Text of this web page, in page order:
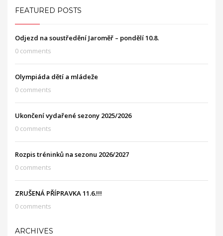
FEATURED POSTS
Odjezd na soustředění Jaroměř – pondělí 10.8.
0 comments
Olympiáda dětí a mládeže
0 comments
Ukončení vydařené sezony 2025/2026
0 comments
Rozpis tréninků na sezonu 2026/2027
0 comments
ZRUŠENÁ PŘÍPRAVKA 11.6.!!!
0 comments
ARCHIVES